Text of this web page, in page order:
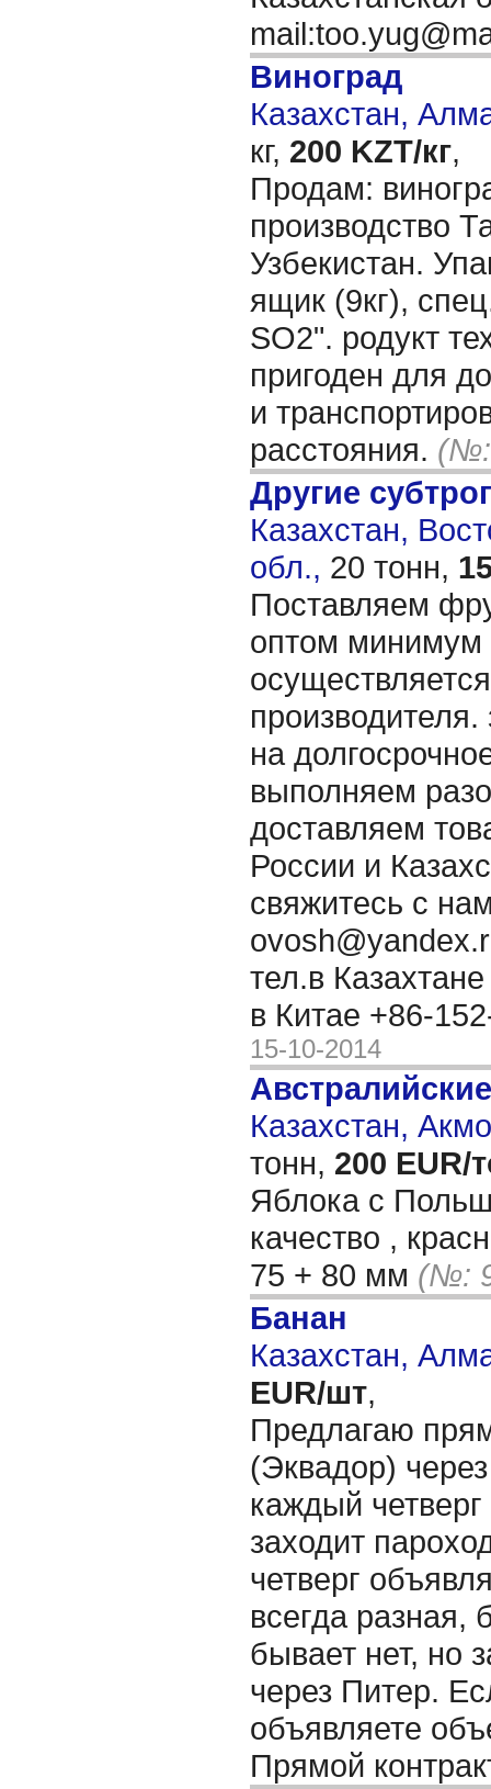
Виноград
Казахстан,
кг, 200 KZT/кг,
Продам:
производство
Узбекистан.
ящик (9кг),
SO2". родукт
пригоден для
и
расстояния. (№:
Другие
Казахстан,
обл., 20 тонн,
Поставляем
оптом минимум
на
выполняем
доставляем
России и
свяжитесь с
тел.в
в Китае +86-
15-10-2014
Казахстан,
тонн, 200 EUR/
Яблока с
качество ,
75 + 80 мм (№:
Банан
Казахстан,
EUR/шт,
Предлагаю
(Эквадор)
каждый
заходит
четверг
всегда разная,
бывает нет, но
через Питер.
объявляете
Прямой